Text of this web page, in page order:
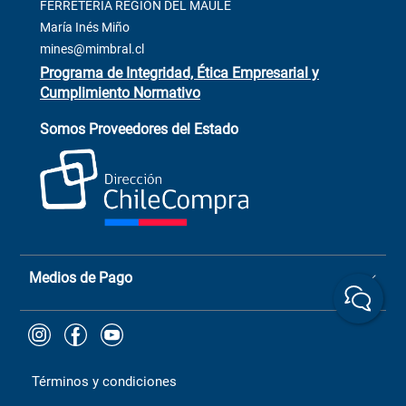
Contacto
Venta Terreno
Trabaja con Nosotros
+56 9 6779 0465
+(73) 256
ChileCompras
+56 9 9888 9549
FERRETERÍA REGIÓN DEL MAULE
María Inés Miño
mines@mimbral.cl
Programa de Integridad, Ética Empresarial y
Cumplimiento Normativo
Somos Proveedores del Estado
Medios de Pago
Términos y condiciones